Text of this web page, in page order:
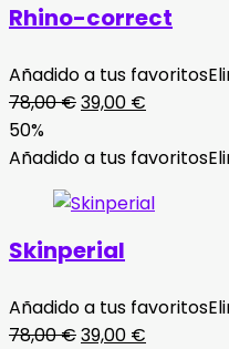
Rhino-correct
Añadido a tus favoritos
78,00€El
original
78,00 €.
39,00 €
actual
39,00 €.
50%
Añadido a tus favoritos
Skinperial
Añadido a tus favoritos
78,00€El
39,00 €